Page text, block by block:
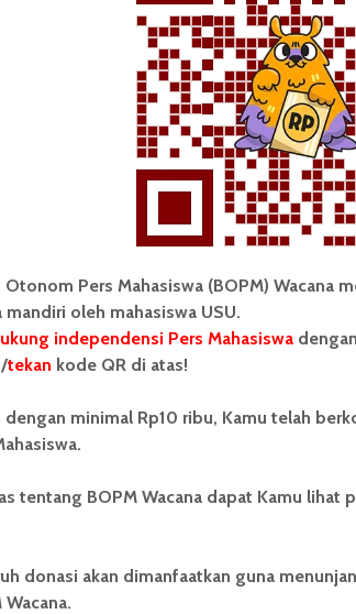
Dibalik Megahmu. | Thariq Ridho
Fotografi Frame Lensa
Surya Dua Artha Simanjuntak
Teknik Fotografi
Utara
Pers Mahasiswa (BOPM) Wacana merupakan
berdiri di luar kampus dan dikelola secara
Sumatera Utara (USU).
Otonom Pers Mahasiswa (BOPM) Wacana
mandiri oleh mahasiswa USU.
independensi Pers Mahasiswa
tekan kode QR di atas!
dengan minimal Rp10 ribu, Kamu telah
tentang BOPM Wacana dapat Kamu lihat
donasi akan dimanfaatkan guna
Wacana.